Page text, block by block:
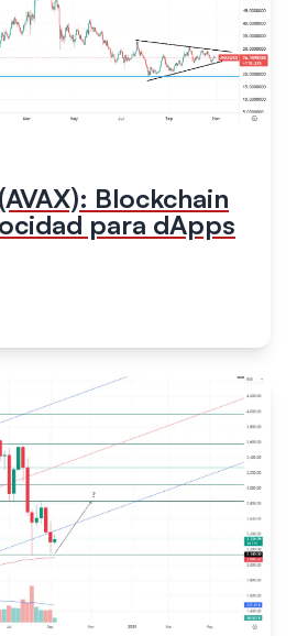
Blockchain
para dApps